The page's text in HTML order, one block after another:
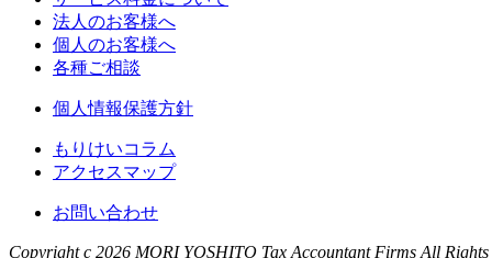
法人のお客様へ
個人のお客様へ
各種ご相談
個人情報保護方針
もりけいコラム
アクセスマップ
お問い合わせ
Copyright c 2026 MORI YOSHITO Tax Accountant Firms All Rights